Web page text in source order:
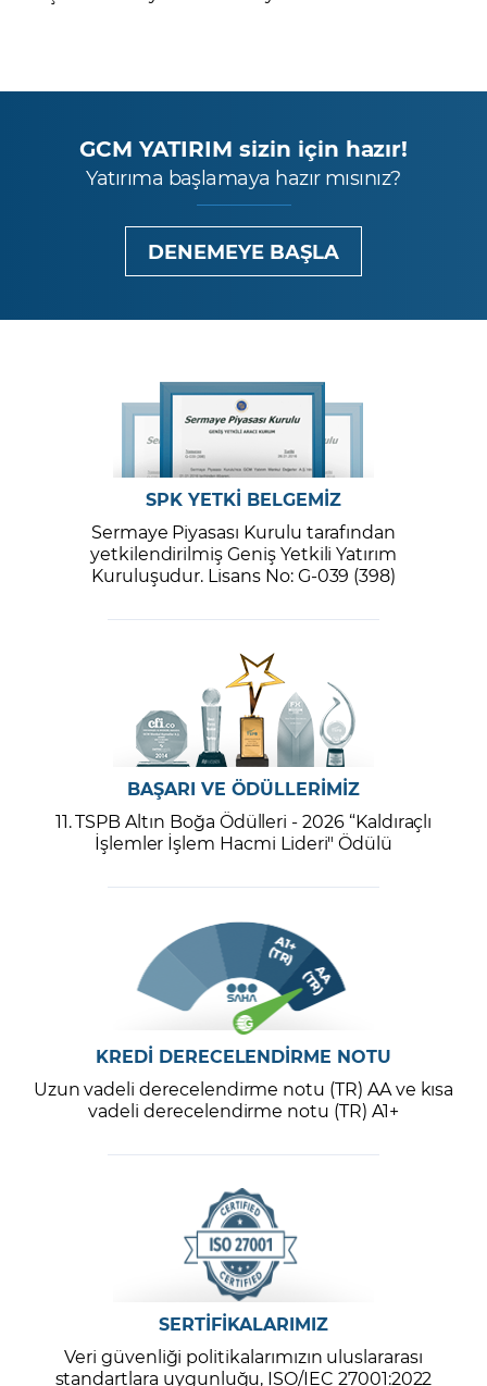
GCM YATIRIM sizin için hazır!
Yatırıma başlamaya hazır mısınız?
DENEMEYE BAŞLA
SPK YETKİ BELGEMİZ
Sermaye Piyasası Kurulu tarafından
yetkilendirilmiş Geniş Yetkili Yatırım
Kuruluşudur. Lisans No: G-039 (398)
BAŞARI VE ÖDÜLLERİMİZ
11. TSPB Altın Boğa Ödülleri - 2026 “Kaldıraçlı
İşlemler İşlem Hacmi Lideri" Ödülü
KREDİ DERECELENDİRME NOTU
Uzun vadeli derecelendirme notu (TR) AA ve kısa
vadeli derecelendirme notu (TR) A1+
SERTİFİKALARIMIZ
Veri güvenliği politikalarımızın uluslararası
standartlara uygunluğu, ISO/IEC 27001:2022